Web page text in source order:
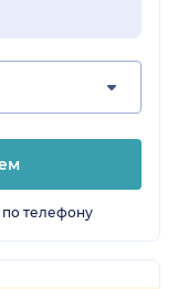
по телефону